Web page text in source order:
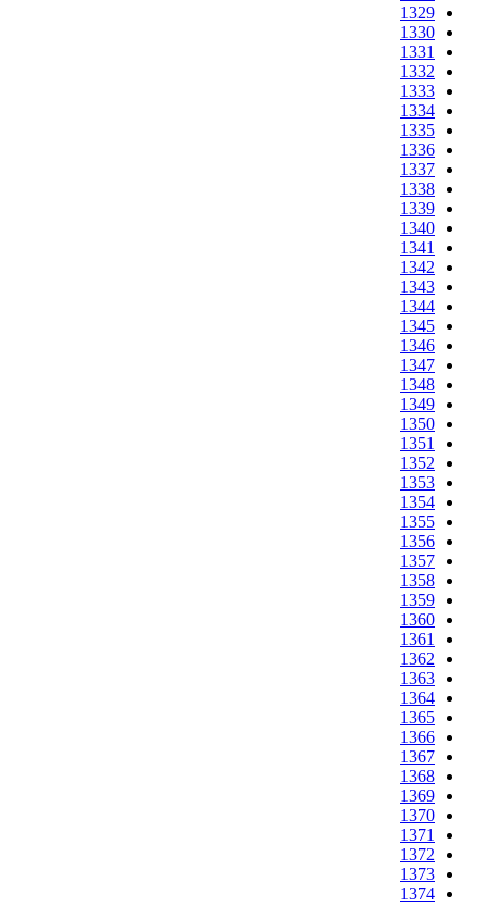
1329
1330
1331
1332
1333
1334
1335
1336
1337
1338
1339
1340
1341
1342
1343
1344
1345
1346
1347
1348
1349
1350
1351
1352
1353
1354
1355
1356
1357
1358
1359
1360
1361
1362
1363
1364
1365
1366
1367
1368
1369
1370
1371
1372
1373
1374